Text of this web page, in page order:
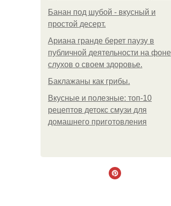
Банан под шубой - вкусный и
простой десерт.
Ариана гранде берет паузу в
публичной деятельности на фоне
слухов о своем здоровье.
Баклажаны как грибы.
Вкусные и полезные: топ-10
рецептов детокс смузи для
домашнего приготовления